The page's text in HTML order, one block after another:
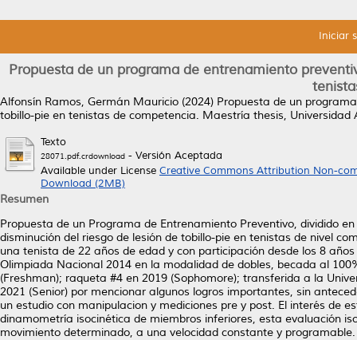
Iniciar
Propuesta de un programa de entrenamiento
Alfonsín Ramos, Germán Mauricio (2024) Propuesta de un
tobillo-pie en tenistas de competencia. Maestría thesis, Universidad
Texto
28071.pdf.crdownload - Versión Aceptada
Available under License Creative Commons Attribution Non-
Download (2MB)
Resumen
Propuesta de un Programa de Entrenamiento Preventivo, dividido
disminución del riesgo de lesión de tobillo-pie en tenistas de nivel
una tenista de 22 años de edad y con participación desde los 8
Olimpiada Nacional 2014 en la modalidad de dobles, becada al
(Freshman); raqueta #4 en 2019 (Sophomore); transferida a la
2021 (Senior) por mencionar algunos logros importantes, sin
un estudio con manipulacion y mediciones pre y post. El interés de
dinamometría isocinética de miembros inferiores, esta evaluación
movimiento determinado, a una velocidad constante y programable.